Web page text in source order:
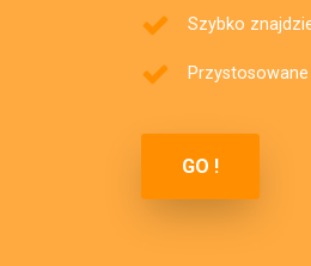
Szybko
Przystosowane
GO !